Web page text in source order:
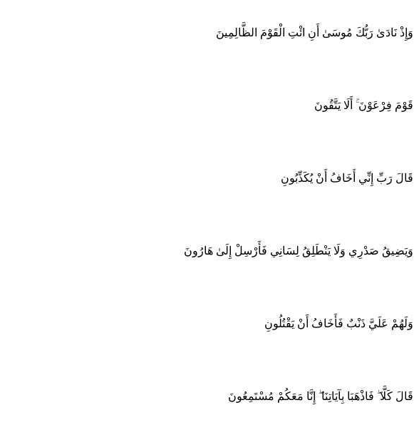
وَإِذْ نَادَىٰ رَبُّكَ مُوسَىٰ أَنِ ائْتِ الْقَوْمَ الظَّالِمِينَ
قَوْمَ فِرْعَوْنَ ۚ أَلَا يَتَّقُونَ
قَالَ رَبِّ إِنِّي أَخَافُ أَنْ يُكَذِّبُونِ
وَيَضِيقُ صَدْرِي وَلَا يَنْطَلِقُ لِسَانِي فَأَرْسِلْ إِلَىٰ هَارُونَ
وَلَهُمْ عَلَيَّ ذَنْبٌ فَأَخَافُ أَنْ يَقْتُلُونِ
قَالَ كَلَّا ۖ فَاذْهَبَا بِآيَاتِنَا ۖ إِنَّا مَعَكُمْ مُسْتَمِعُونَ